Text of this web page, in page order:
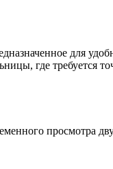
для
где требуется
просмотра